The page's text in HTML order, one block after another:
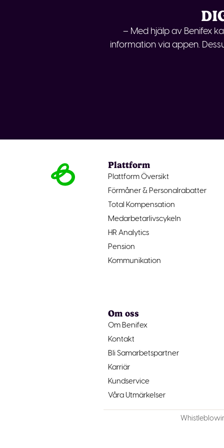
– Med hjälp av Benifex
information via appen.
Plattform
Plattform Översikt
Förmåner & Personalrabatter
Total Kompensation
Medarbetarlivscykeln
HR Analytics
Pension
Kommunikation
Om oss
Om Benifex
Kontakt
Bli Samarbetspartner
Karriär
Kundservice
Våra Utmärkelser